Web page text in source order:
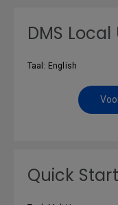
DMS
Taal: English
Quick